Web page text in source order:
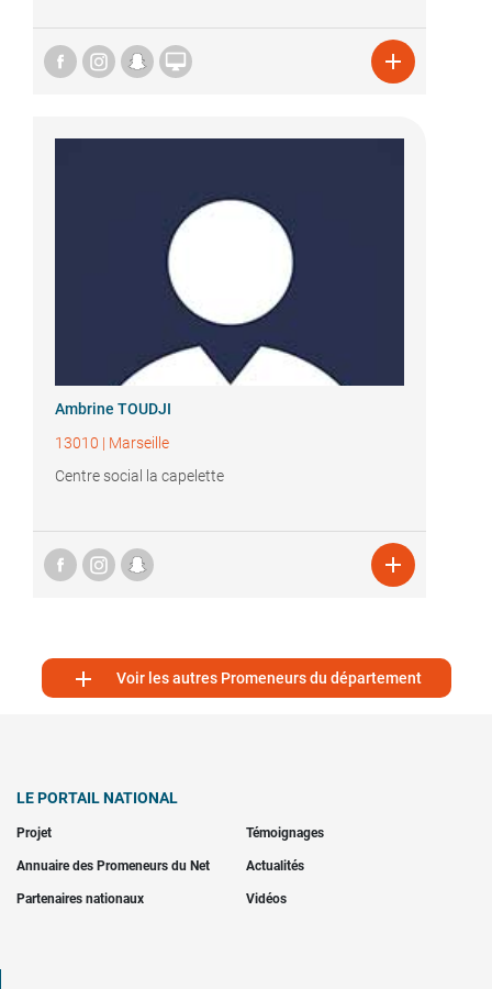
 
Ambrine TOUDJI
13010 | Marseille
Centre social la capelette

 Voir les autres Promeneurs du département
LE PORTAIL NATIONAL
Projet Témoignages
Annuaire des Promeneurs du Net Actualités
Partenaires nationaux Vidéos